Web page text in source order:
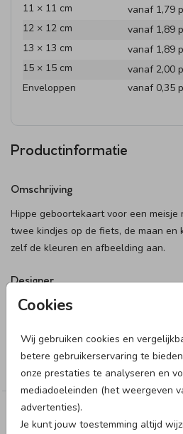
Cookies
Wij gebruiken cookies en
betere gebruikerservaring te
onze prestaties te analyseren en
mediadoeleinden (het weergeven
advertenties).
Je kunt jouw toestemming altijd
11 × 11 cm
vanaf 1,79
12 × 12 cm
vanaf 1,89
13 × 13 cm
vanaf 1,89
15 × 15 cm
vanaf 2,00
Enveloppen
vanaf 0,35
Productinformatie
Omschrijving
Hippe geboortekaart voor een
twee kindjes op de fiets, de maan en
zelf de kleuren en afbeelding aan.
Designer
JilleJille
Collectie
Meisje
Deze designs vind je